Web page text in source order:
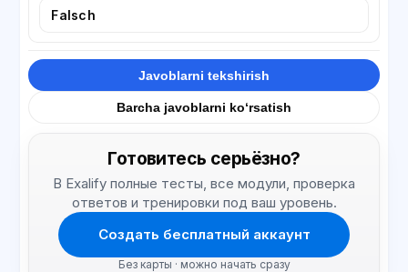
Falsch
Javoblarni tekshirish
Barcha javoblarni ko‘rsatish
Готовитесь серьёзно?
В Exalify полные тесты, все модули, проверка
ответов и тренировки под ваш уровень.
Создать бесплатный аккаунт
Без карты · можно начать сразу